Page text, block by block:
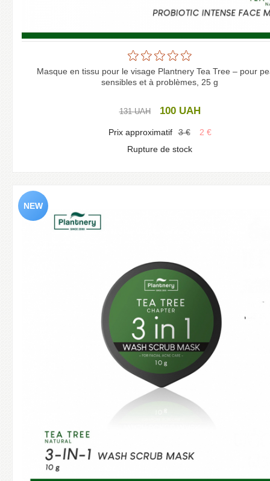
Masque en tissu pour le visage Plantnery Tea Tree – pour
sensibles et à problèmes, 25 g
131UAH 100 UAH
Prix approximatif 3€ 2 €
Rupture de stock